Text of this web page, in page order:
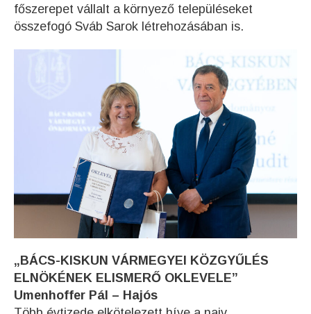
főszerepet vállalt a környező településeket
összefogó Sváb Sarok létrehozásában is.
„BÁCS-KISKUN VÁRMEGYEI KÖZGYŰLÉS
ELNÖKÉNEK ELISMERŐ OKLEVELE”
Umenhoffer Pál – Hajós